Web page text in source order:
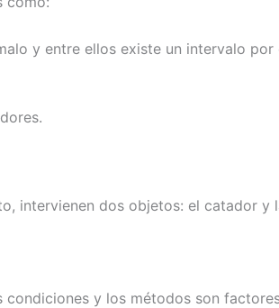
y entre ellos existe un intervalo
intervienen dos objetos: el catador y
y los métodos son